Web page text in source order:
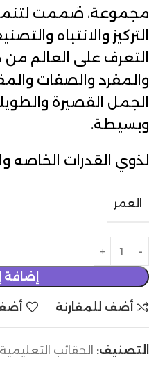
مجموعة، صُممت
التركيز والانتباه
التعرف على العالم
والمفرد والصفات
الجمل القصيرة
وبسيطة.
لذوي القدرات الخاصه
العمر
إضافة
أضف للمقارنة
التصنيف: الحقائب